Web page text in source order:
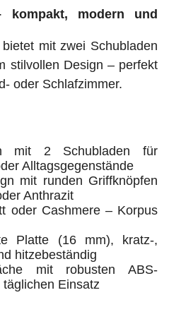
kompakt, modern und
mit zwei Schubladen
stilvollen Design – perfekt
oder Schlafzimmer.
mit 2 Schubladen für
Alltagsgegenstände
mit runden Griffknöpfen
Anthrazit
oder Cashmere – Korpus
Platte (16 mm), kratz-,
hitzebeständig
mit robusten ABS-
Einsatz